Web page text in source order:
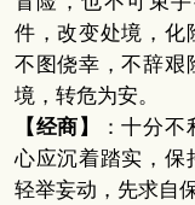
件，改变处境，化
不图侥幸，不辞艰
境，转危为安。
【经商】
：十分
心应沉着踏实，保
轻举妄动，先求自